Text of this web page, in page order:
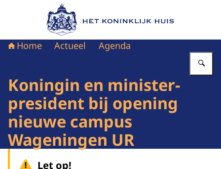
Naar de homepage van Het Koninklijk Huis
Home Actueel Agenda
Koningin en minister-
president bij opening
nieuwe campus
Wageningen UR
Let op!